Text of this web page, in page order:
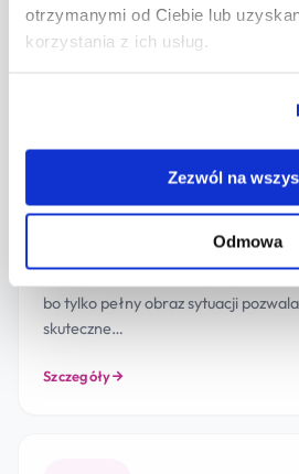
otrzymanymi od Ciebie lub
korzystania z ich usług.
Zezwól na
Odmowa
Szczegóły
Leczenie niepłodności
Leczenie niepłodności w FemiMea
rzetelnej, kompleksowej
bo tylko pełny obraz sytuacji
skuteczne…
Szczegóły